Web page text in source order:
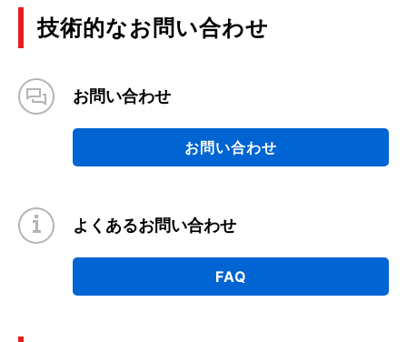
技術的なお問い合わせ
お問い合わせ
お問い合わせ
よくあるお問い合わせ
FAQ